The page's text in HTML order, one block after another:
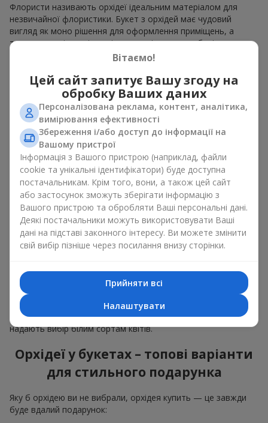
Флористи називають орхідеї ідеальним матеріалом для
незвичайної флористики. Букет з орхідей має чудовий
вигляд як моно рішення для оформлення приміщень, а
також як варіант міксу з іншими квітами, що зберігає свою
виразність у будь-якому форматі. Завдяки своїй структурі
мінімалістичному або сучасному стилі. Букет з орхідей
виглядає ефектно як у камерних, так і в масштабних
роботах, а її розкішні суцвіття легко стають центральним
елементом композиції букет з орхідей. Залежно від
оформлення і сорту рослин різниться на орхідеї ціна.
Зважайте на це перш ніж замовити букет з орхідей.
Кому дарують орхідеї?
Букет з орхідей універсальний і може підійти будь-кому. Їх
даруютькоханим жінками,мамі,дівчині, дружині, сестрі,
подрузі,
колезі або бізнес-партнеру
. Сьогодні можна орхідеї
купити недорого, а тому шансів зробити бажаний
подарунок стає ще більше.
особливої події: річниць,побачень,днів народженнята
навіть
.
Для романтики обирають ніжну екзотику — букет з орхідей
в рожевих та фіолетових тонах. Длявесільних букетів
надають вибір білим сортам квітів.
Орхідеї у букетах – топові варіанти
для стильного подарунка
Яку б орхідею ви не вибрали, орхідея купить — це завжди
буде вдалий подарунок:
Вітаємо!
Цей сайт запитує Вашу згоду на
обробку Ваших даних
Персоналізована реклама, контент, аналітика,
вимірювання ефективності
Збереження і/або доступ до інформації на
Вашому пристрої
Інформація з Вашого пристрою (наприклад, файли
cookie та унікальні ідентифікатори) буде доступна
постачальникам. Крім того, вони, а також цей сайт
або застосунок зможуть зберігати інформацію з
Вашого пристрою та обробляти Ваші персональні дані.
Деякі постачальники можуть використовувати Ваші
дані на підставі законного інтересу. Ви можете змінити
свій вибір пізніше через посилання внизу сторінки.
Прийняти всі
Налаштувати